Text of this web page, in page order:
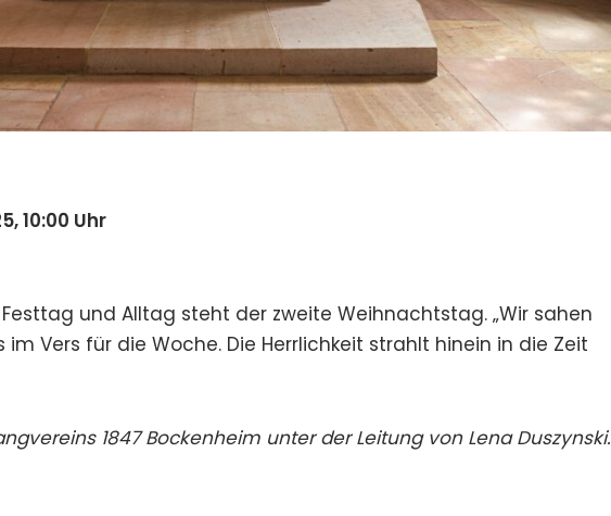
10:00 Uhr
und Alltag steht der zweite Weihnachtstag. „Wir sahen
im Vers für die Woche. Die Herrlichkeit strahlt hinein in die Zeit
1847 Bockenheim unter der Leitung von Lena Duszynski.